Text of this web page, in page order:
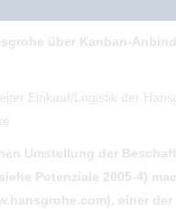
über Kanban-
Einkauf/Logistik der
Umstellung der
Potenziale 2005-4)
einer